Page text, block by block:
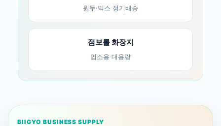
원두·믹스 정기배송
점보롤 화장지
업소용 대용량
BIIGYO BUSINESS SUPPLY